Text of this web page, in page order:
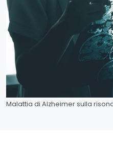
Malattia di Alzheimer sulla